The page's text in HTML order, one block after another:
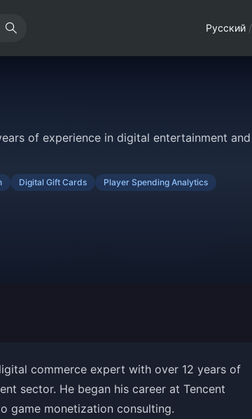
Русский /
of experience in digital entertainment and
Digital Gift Cards
Player Spending Analytics
commerce expert with over 12 years of
sector. He began his career at Tencent
game monetization consulting.